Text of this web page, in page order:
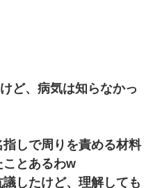
ど、病気は知らなかっ
しで周りを責める材料
ことあるわw
したけど、理解しても